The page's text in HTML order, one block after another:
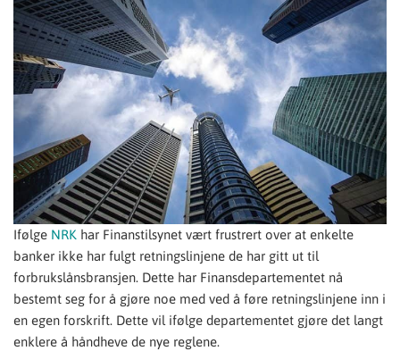
Ifølge NRK har Finanstilsynet vært frustrert over at enkelte
banker ikke har fulgt retningslinjene de har gitt ut til
forbrukslånsbransjen. Dette har Finansdepartementet nå
bestemt seg for å gjøre noe med ved å føre retningslinjene inn i
en egen forskrift. Dette vil ifølge departementet gjøre det langt
enklere å håndheve de nye reglene.